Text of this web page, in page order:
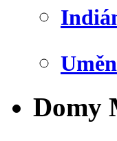
Domy